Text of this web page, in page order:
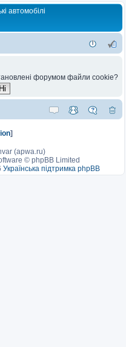
автомобілі
форумом файли cookie?
]
(apwa.ru)
© phpBB Limited
Українська підтримка phpBB